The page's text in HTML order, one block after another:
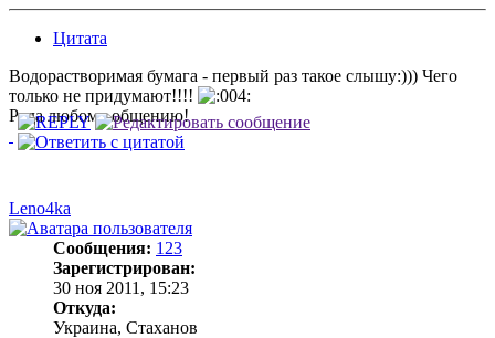
Цитата
Водорастворимая бумага - первый раз такое слышу:))) Чего
только не придумают!!!!
Рада любому общению!
Leno4ka
Сообщения: 123
Зарегистрирован:
30 ноя 2011, 15:23
Откуда:
Украина, Стаханов